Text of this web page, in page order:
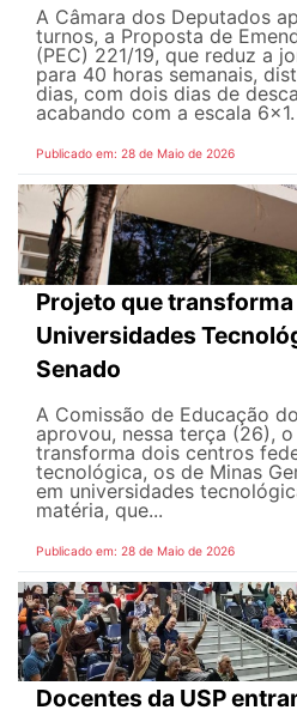
A Câmara dos Deputados
turnos, a Proposta de
(PEC) 221/19, que reduz a
para 40 horas semanais,
dias, com dois dias de
acabando com a escala
Publicado em: 28 de Maio de 2026
Projeto que
Universidades
Senado
A Comissão de Educação
aprovou, nessa terça (26),
transforma dois centros
tecnológica, os de Minas
em universidades
matéria, que...
Publicado em: 28 de Maio de 2026
Docentes da USP